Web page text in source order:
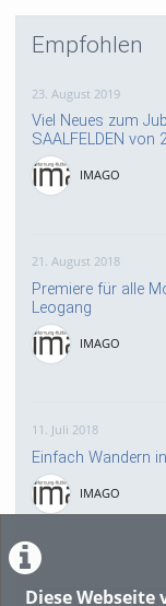
Diese Webseite
Empfohlen
23. August 2019
Viel Neues zum
SAALFELDEN von
IMAGO
21. August 2018
Premiere für alle
Leogang
IMAGO
11. Juli 2018
Einfach Wandern
IMAGO